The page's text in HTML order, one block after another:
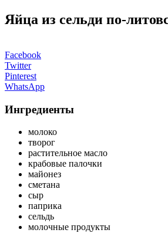
Яйца из сельди по-
Facebook
Twitter
Pinterest
WhatsApp
Ингредиенты
молоко
творог
растительное масло
крабовые палочки
майонез
сметана
сыр
паприка
сельдь
молочные продукты